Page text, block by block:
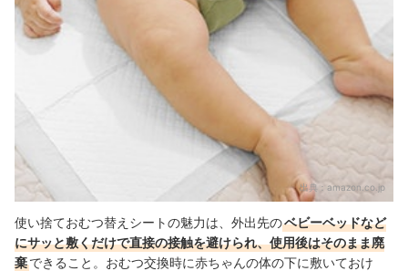
出典： amazon.co.jp
使い捨ておむつ替えシートの魅力は、外出先のベビーベッドなど
にサッと敷くだけで直接の接触を避けられ、使用後はそのまま廃
棄できること。おむつ交換時に赤ちゃんの体の下に敷いておけ